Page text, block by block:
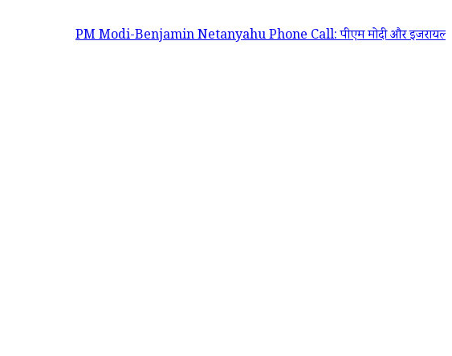
PM Modi-Benjamin Netanyahu Phone Call: पीएम मोदी और इजरायल के प्रधानमंत्री